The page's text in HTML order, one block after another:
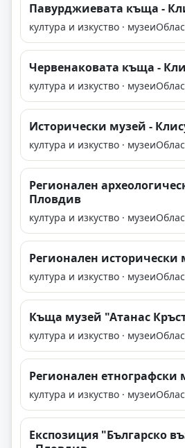
Павурджиевата къща -
култура и изкуство · музеи
Червенаковата къща -
култура и изкуство · музеи
Исторически музей -
култура и изкуство · музеи
Регионален
Пловдив
култура и изкуство · музеи
Регионален исторически
култура и изкуство · музеи
Къща музей "Атанас
култура и изкуство · музеи
Регионален етнографски
култура и изкуство · музеи
Експозиция "Българско